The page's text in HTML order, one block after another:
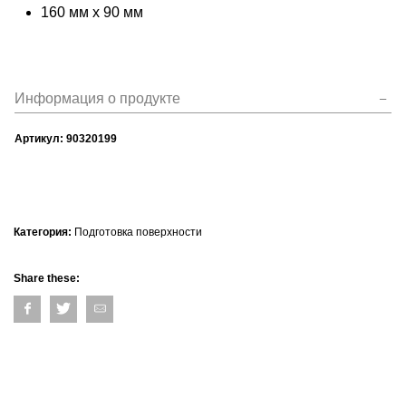
160 мм x 90 мм
Информация о продукте
Артикул: 90320199
Категория: Подготовка поверхности
Share these: